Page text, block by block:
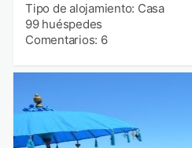
Tipo de alojamiento: Casa
99 huéspedes
Comentarios: 6